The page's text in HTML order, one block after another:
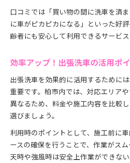
口コミでは「買い物の間に洗車を済
に車がピカピカになる」といった好
齢者にも安心して利用できるサービス
効率アップ！出張洗車の活用ポ
出張洗車を効果的に活用するために
重要です。柏市内では、対応エリア
異なるため、料金や施工内容を比較
選びましょう。
利用時のポイントとして、施工前に
ースの確保を行うことで、作業がス
天時や強風時は安全上作業ができな